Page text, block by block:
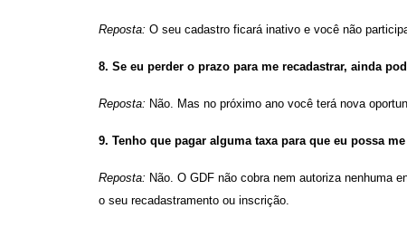
Reposta: O seu cadastro ficará inativo e você não
8. Se eu perder o prazo para me recadastrar, ainda
Reposta: Não. Mas no próximo ano você terá nova
9. Tenho que pagar alguma taxa para que eu possa
Reposta: Não. O GDF não cobra nem autoriza nenhuma
o seu recadastramento ou inscrição.